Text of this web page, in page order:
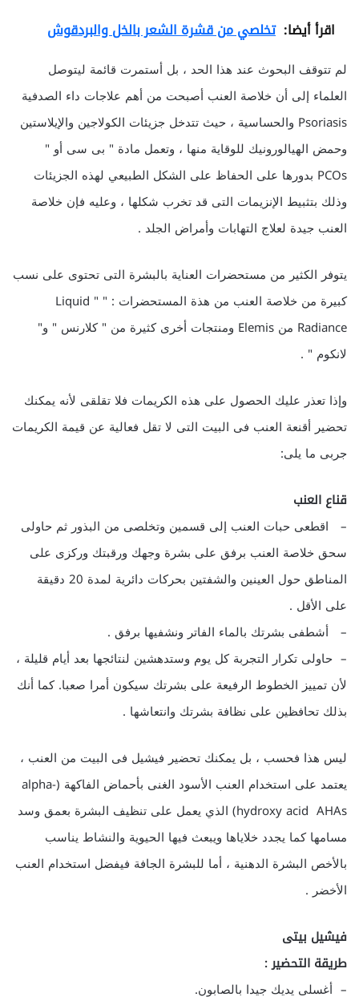
اقرأ أيضا: تخلصي من قشرة الشعر بالخل والبردقوش
لم تتوقف البحوث عند هذا الحد ، بل أستمرت قائمة ليتوصل
العلماء إلى أن خلاصة العنب أصبحت من أهم علاجات داء الصدفية
Psoriasis والحساسية ، حيث تتدخل جزيئات الكولاجين والإيلاستين
وحمض الهيالورونيك للوقاية منها ، وتعمل مادة " بى سى أو "
PCOs بدورها على الحفاظ على الشكل الطبيعي لهذه الجزيئات
وذلك بتثبيط الإنزيمات التى قد تخرب شكلها ، وعليه فإن خلاصة
العنب جيدة لعلاج التهابات وأمراض الجلد .
يتوفر الكثير من مستحضرات العناية بالبشرة التى تحتوى على نسب
كبيرة من خلاصة العنب من هذة المستحضرات : " " Liquid
Radiance من Elemis ومنتجات أخرى كثيرة من " كلارنس " و"
لانكوم " .
وإذا تعذر عليك الحصول على هذه الكريمات فلا تقلقى لأنه يمكنك
تحضير أقنعة العنب فى البيت التى لا تقل فعالية عن قيمة الكريمات
جربى ما يلى:
قناع العنب
– اقطعى حبات العنب إلى قسمين وتخلصى من البذور ثم حاولى
سحق خلاصة العنب برفق على بشرة وجهك ورقبتك وركزى على
المناطق حول العينين والشفتين بحركات دائرية لمدة 20 دقيقة
على الأقل .
– أشطفى بشرتك بالماء الفاتر ونشفيها برفق .
– حاولى تكرار التجربة كل يوم وستدهشين لنتائجها بعد أيام قليلة ،
لأن تمييز الخطوط الرفيعة على بشرتك سيكون أمرا صعبا. كما أنك
بذلك تحافظين على نظافة بشرتك وانتعاشها .
ليس هذا فحسب ، بل يمكنك تحضير فيشيل فى البيت من العنب ،
يعتمد على استخدام العنب الأسود الغنى بأحماض الفاكهة (alpha-
hydroxy acid AHAs) الذي يعمل على تنظيف البشرة بعمق وسد
مسامها كما يجدد خلاياها ويبعث فيها الحيوية والنشاط يناسب
بالأخص البشرة الدهنية ، أما للبشرة الجافة فيفضل استخدام العنب
الأخضر .
فيشيل بيتى
طريقة التحضير :
– أغسلى يديك جيدا بالصابون.